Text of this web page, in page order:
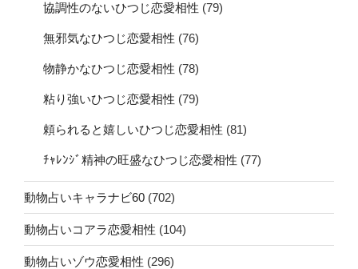
協調性のないひつじ恋愛相性 (79)
無邪気なひつじ恋愛相性 (76)
物静かなひつじ恋愛相性 (78)
粘り強いひつじ恋愛相性 (79)
頼られると嬉しいひつじ恋愛相性 (81)
ﾁｬﾚﾝｼﾞ精神の旺盛なひつじ恋愛相性 (77)
動物占いキャラナビ60 (702)
動物占いコアラ恋愛相性 (104)
動物占いゾウ恋愛相性 (296)